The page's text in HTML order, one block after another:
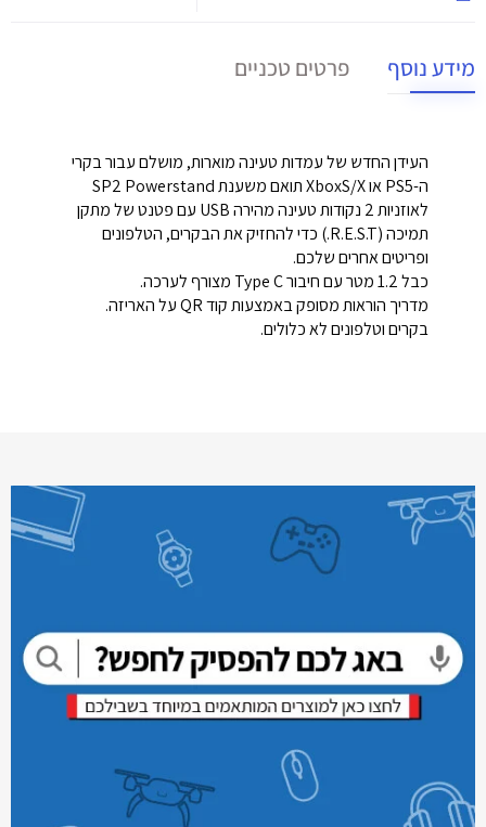
מידע נוסף פרטים טכניים
העידן החדש של עמדות טעינה מוארות, מושלם עבור בקרי
ה-PS5 או XboxS/X תואם משענת SP2 Powerstand
לאוזניות 2 נקודות טעינה מהירה USB עם פטנט של מתקן
תמיכה (R.E.S.T.) כדי להחזיק את הבקרים, הטלפונים
ופריטים אחרים שלכם.
כבל 1.2 מטר עם חיבור Type C מצורף לערכה.
מדריך הוראות מסופק באמצעות קוד QR על האריזה.
בקרים וטלפונים לא כלולים.